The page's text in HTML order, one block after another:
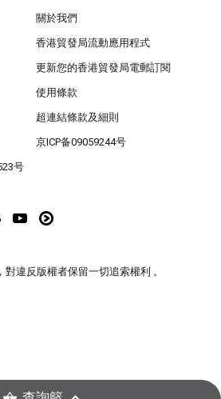
關於我們
香港貿發局流動應用程式
更新您的香港貿發局電郵訂閱
使用條款
超連結條款及細則
京ICP备09059244号
号
違反版權者保留一切追索權利 。